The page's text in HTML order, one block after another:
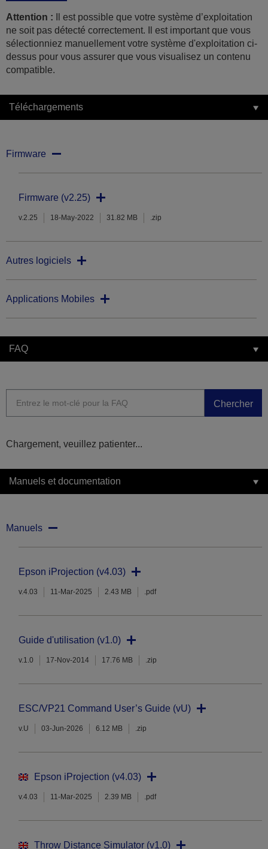
Attention : Il est possible que votre système d’exploitation
ne soit pas détecté correctement. Il est important que vous
sélectionniez manuellement votre système d'exploitation ci-
dessus pour vous assurer que vous visualisez un contenu
compatible.
Téléchargements
Firmware
Firmware (v2.25)
v.2.25 18-May-2022 31.82 MB .zip
Autres logiciels
Applications Mobiles
FAQ
Chercher
Chargement, veuillez patienter...
Manuels et documentation
Manuels
Epson iProjection (v4.03)
v.4.03 11-Mar-2025 2.43 MB .pdf
Guide d'utilisation (v1.0)
v.1.0 17-Nov-2014 17.76 MB .zip
ESC/VP21 Command User’s Guide (vU)
v.U 03-Jun-2026 6.12 MB .zip
Epson iProjection (v4.03)
v.4.03 11-Mar-2025 2.39 MB .pdf
Throw Distance Simulator (v1.0)